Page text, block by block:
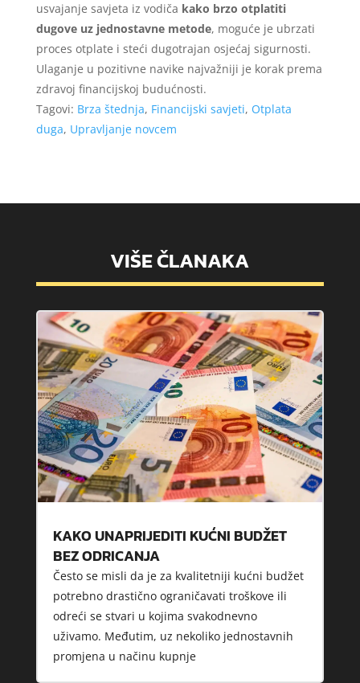
usvajanje savjeta iz vodiča kako brzo otplatiti
dugove uz jednostavne metode, moguće je ubrzati
proces otplate i steći dugotrajan osjećaj sigurnosti.
Ulaganje u pozitivne navike najvažniji je korak prema
zdravoj financijskoj budućnosti.
Tagovi: Brza štednja, Financijski savjeti, Otplata
duga, Upravljanje novcem
VIŠE ČLANAKA
KAKO UNAPRIJEDITI KUĆNI BUDŽET
BEZ ODRICANJA
Često se misli da je za kvalitetniji kućni budžet
potrebno drastično ograničavati troškove ili
odreći se stvari u kojima svakodnevno
uživamo. Međutim, uz nekoliko jednostavnih
promjena u načinu kupnje